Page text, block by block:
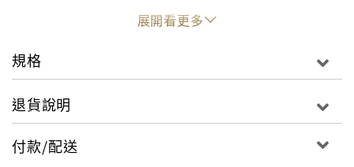
們見識她們成長過後的嶄新音樂世界。除了先前發表過
的單曲「Stamp!」及「Sisters」之外，也收錄了做為
人氣零食廣告主題曲的新曲「LOVE ME DO」、電影
《為什麼貓都叫不來》的主題曲「Morning sun」，及
首！而2016年8月將成軍滿十週年的史坎朵也宣佈將為
ATT SHOW BOX開唱，要大家再次見證他們世界級的女
展開看更多
規格
退貨說明
付款/配送